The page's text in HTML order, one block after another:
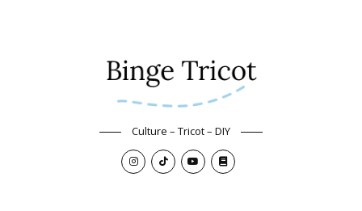
Culture – Tricot – DIY